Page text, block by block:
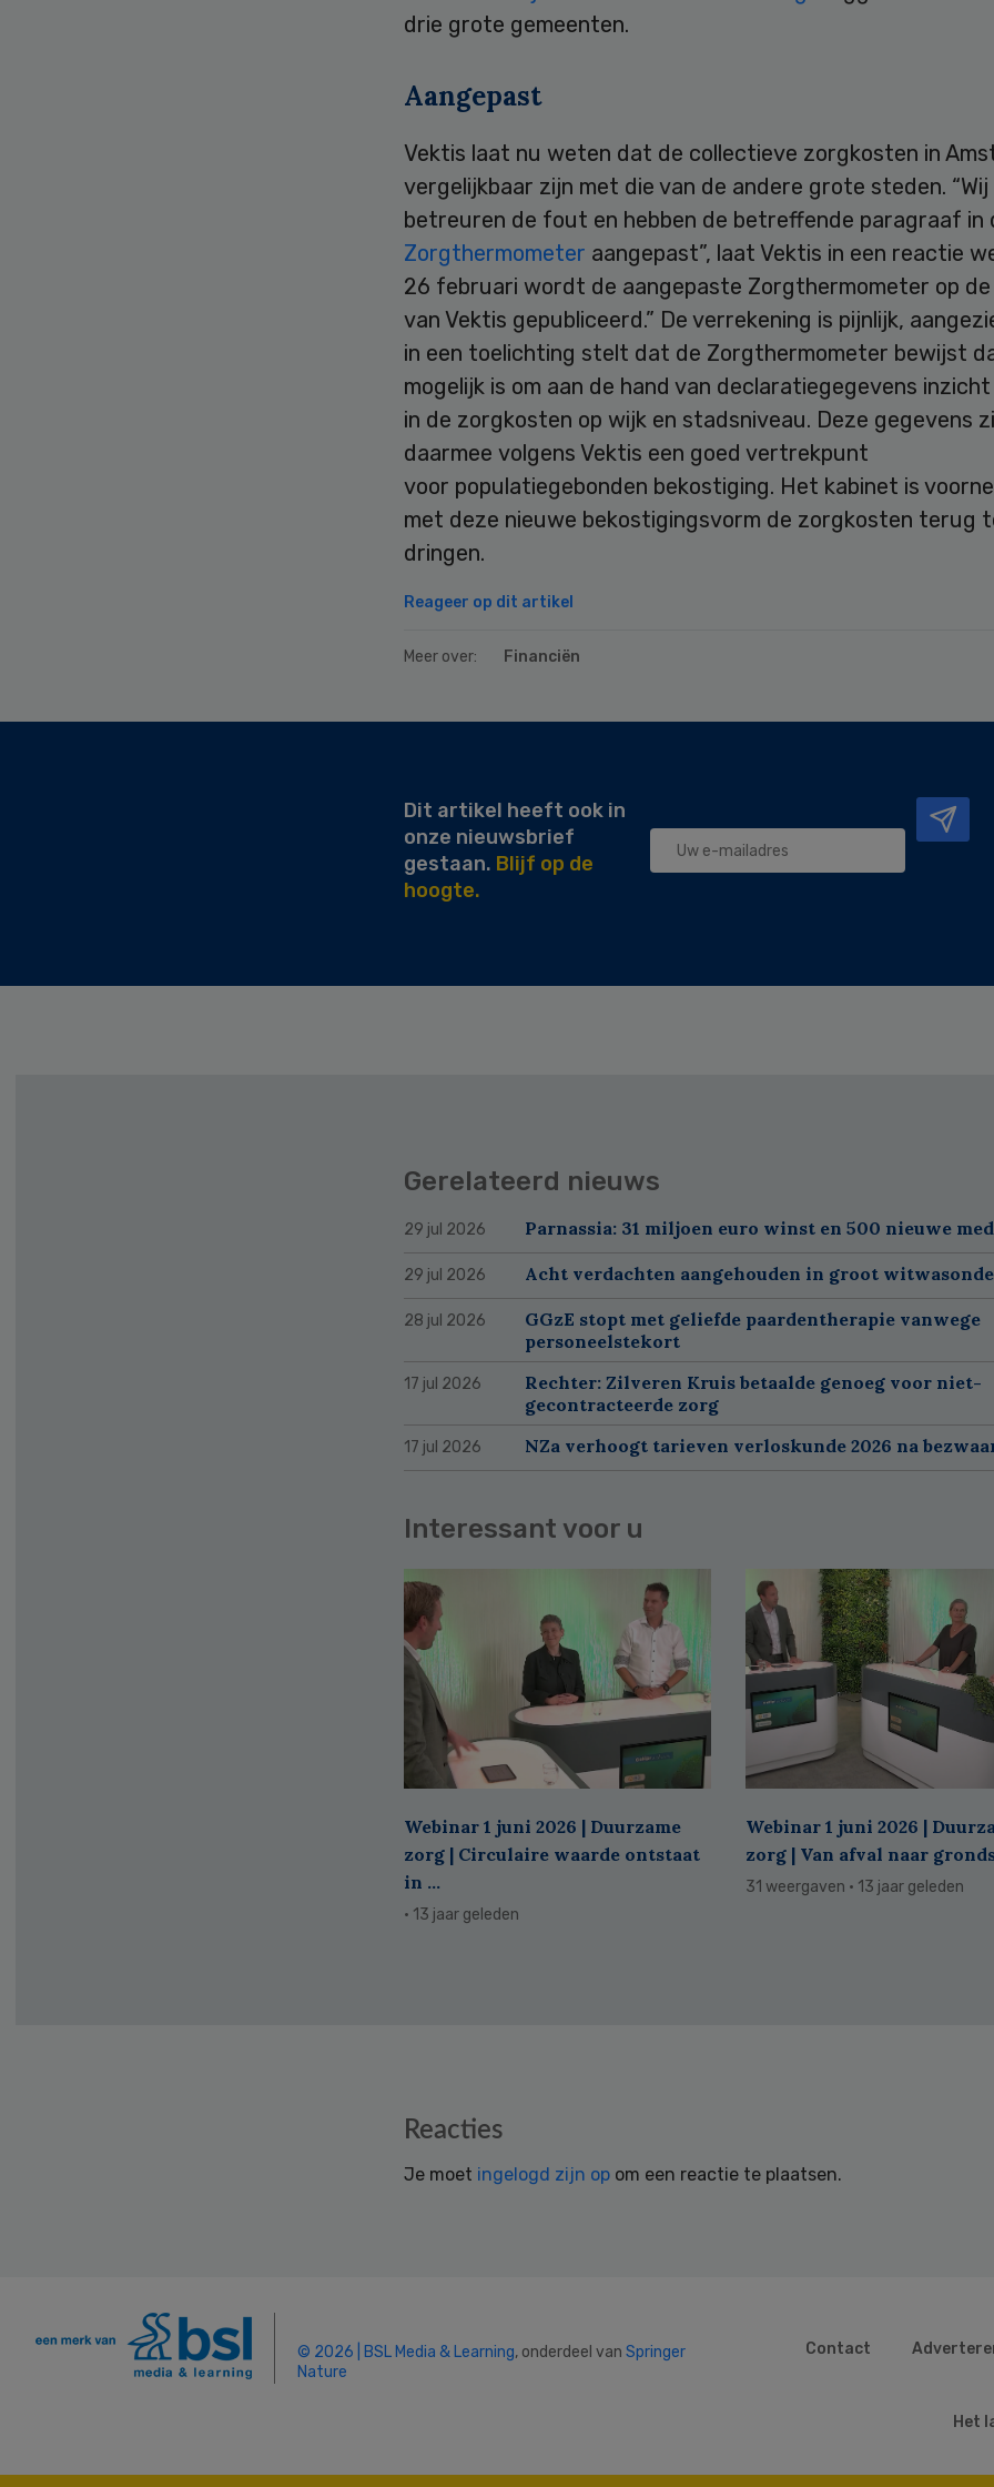
drie grote gemeenten.
Aangepast
Vektis laat nu weten dat de collectieve zorgkosten in
vergelijkbaar zijn met die van de andere grote steden. “Wij
betreuren de fout en hebben de betreffende paragraaf in
Zorgthermometer aangepast”, laat Vektis in een reactie
26 februari wordt de aangepaste Zorgthermometer op
van Vektis gepubliceerd.” De verrekening is pijnlijk,
in een toelichting stelt dat de Zorgthermometer bewijst
mogelijk is om aan de hand van declaratiegegevens
in de zorgkosten op wijk en stadsniveau. Deze gegevens
daarmee volgens Vektis een goed vertrekpunt
voor populatiegebonden bekostiging. Het kabinet is
met deze nieuwe bekostigingsvorm de zorgkosten terug
dringen.
Reageer op dit artikel
Meer over: Financiën
Dit artikel heeft ook in
onze nieuwsbrief
gestaan. Blijf op de
hoogte.
Gerelateerd nieuws
29 jul 2026 Parnassia: 31 miljoen euro winst en 500 nieuwe
29 jul 2026 Acht verdachten aangehouden in groot
28 jul 2026
GGzE stopt met geliefde paardentherapie vanwege
personeelstekort
17 jul 2026
Rechter: Zilveren Kruis betaalde genoeg voor niet-
gecontracteerde zorg
17 jul 2026 NZa verhoogt tarieven verloskunde 2026 na
Interessant voor u
Webinar 1 juni 2026 | Duurzame
zorg | Circulaire waarde ontstaat
in ...
· 13 jaar geleden
Webinar 1 juni 2026 |
zorg | Van afval naar
31 weergaven · 13 jaar geleden
Reacties
Je moet ingelogd zijn op om een reactie te plaatsen.
© 2026 | BSL Media & Learning, onderdeel van Springer
Nature
Contact
Het